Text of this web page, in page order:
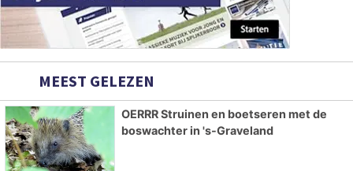
MEEST GELEZEN
OERRR Struinen en boetseren met de
boswachter in 's-Graveland